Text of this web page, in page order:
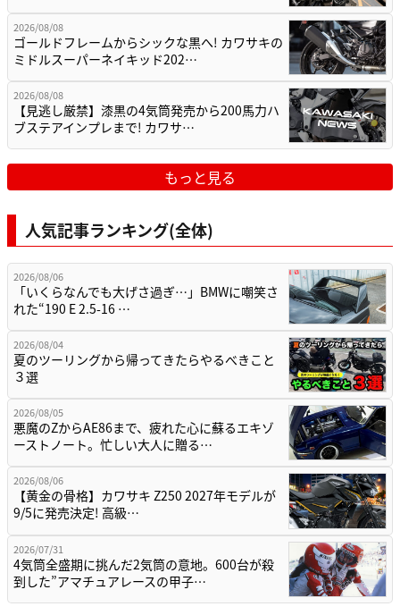
2026/08/08
ゴールドフレームからシックな黒へ! カワサキの
ミドルスーパーネイキッド202…
2026/08/08
【見逃し厳禁】漆黒の4気筒発売から200馬力ハ
ブステアインプレまで! カワサ…
もっと見る
人気記事ランキング(全体)
2026/08/06
「いくらなんでも大げさ過ぎ…」BMWに嘲笑さ
れた“190 E 2.5-16 …
2026/08/04
夏のツーリングから帰ってきたらやるべきこと
３選
2026/08/05
悪魔のZからAE86まで、疲れた心に蘇るエキゾ
ーストノート。忙しい大人に贈る…
2026/08/06
【黄金の骨格】カワサキ Z250 2027年モデルが
9/5に発売決定! 高級…
2026/07/31
4気筒全盛期に挑んだ2気筒の意地。600台が殺
到した”アマチュアレースの甲子…